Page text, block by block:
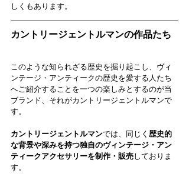
しくもあります。
カントリージェントルマンの作品たち
このような知られざる歴史を掘り起こし、ヴィ
ンテージ・アンティークの歴史を愛する人たち
へご紹介することを一つの楽しみとするのが当
ブランド、それがカントリージェントルマンで
す。
カントリージェントルマンでは、同じく 歴史的
な背景や深みを持つ独自のヴィンテージ・アン
ティークアクセサリーを制作・販売しておりま
す。